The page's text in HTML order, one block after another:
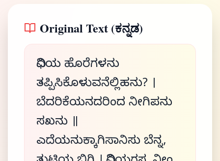
Original Text (ಕನ್ನಡ)
ವಿಧಿಯ ಹೊರೆಗಳನು
ತಪ್ಪಿಸಿಕೊಳುವನೆಲ್ಲಿಹನು? ।
ಬೆದರಿಕೆಯನದರಿಂದ ನೀಗಿಪನು
ಸಖನು ॥
ಎದೆಯನುಕ್ಕಾಗಿಸಾನಿಸು ಬೆನ್ನ,